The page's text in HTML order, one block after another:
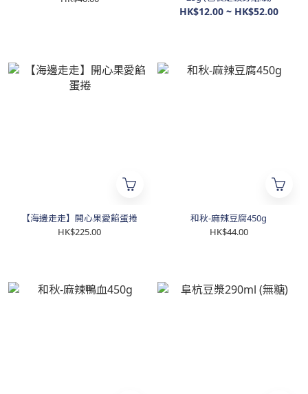
HK$12.00 ~ HK$52.00
【海邊走走】開心果愛餡蛋捲
HK$225.00
和秋-麻辣豆腐450g
HK$44.00